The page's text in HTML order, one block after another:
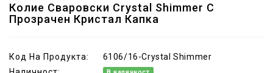
Колие Сваровски Crystal Shimmer С
Прозрачен Кристал Капка
Код На Продукта:
6106/16-Crystal Shimmer